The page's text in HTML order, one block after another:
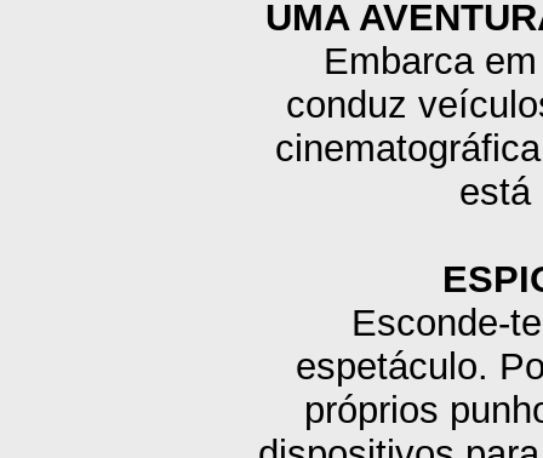
UMA
Embarca
conduz
está
Esconde-
espetáculo.
próprios